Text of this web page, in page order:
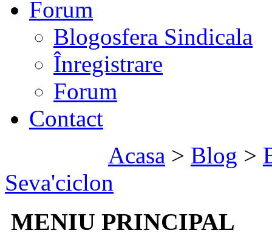
Forum
Blogosfera Sindicala
Înregistrare
Forum
Contact
Acasa > Blog >
Seva'ciclon
MENIU PRINCIPAL